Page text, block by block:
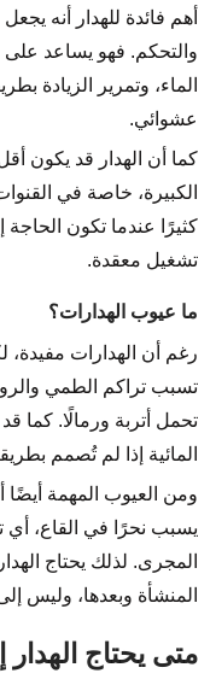
أهم فائدة للهدار أنه
والتحكم. فهو يساعد
الماء، وتمرير الزيادة
عشوائي.
كما أن الهدار قد يكون
الكبيرة، خاصة في
كثيرًا عندما تكون
تشغيل معقدة.
ما عيوب الهدارات؟
رغم أن الهدارات
تسبب تراكم الطمي
تحمل أتربة ورمالًا. كما
المائية إذا لم تُصمم
ومن العيوب المهمة
يسبب نحرًا في القاع، أي
المجرى. لذلك يحتاج
المنشأة وبعدها، وليس
متى يحتاج الهدار